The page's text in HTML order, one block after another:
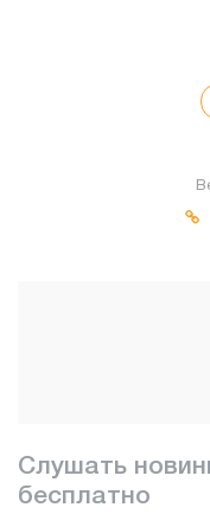
Слушать
бесплатно